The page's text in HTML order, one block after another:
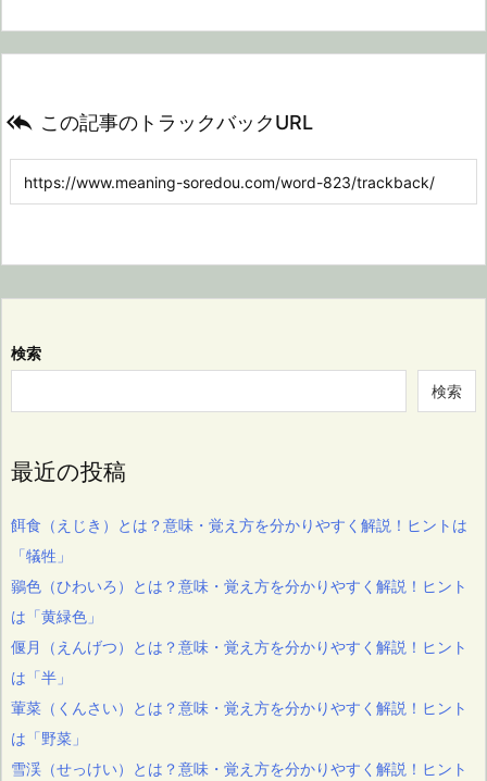
 この記事のトラックバックURL
検索
検索
最近の投稿
餌食（えじき）とは？意味・覚え方を分かりやすく解説！ヒントは
「犠牲」
鶸色（ひわいろ）とは？意味・覚え方を分かりやすく解説！ヒント
は「黄緑色」
偃月（えんげつ）とは？意味・覚え方を分かりやすく解説！ヒント
は「半」
葷菜（くんさい）とは？意味・覚え方を分かりやすく解説！ヒント
は「野菜」
雪渓（せっけい）とは？意味・覚え方を分かりやすく解説！ヒント